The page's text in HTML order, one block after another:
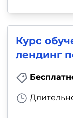
Курс
лендинг